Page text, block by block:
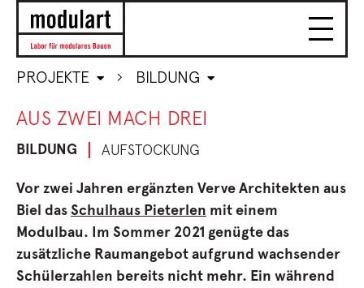
PROJEKTE BILDUNG
AUS ZWEI MACH DREI
BILDUNG AUFSTOCKUNG
Vor zwei Jahren ergänzten Verve Architekten aus
Biel dasSchulhaus Pieterlen mit einem
Modulbau. Im Sommer 2021 genügte das
zusätzliche Raumangebot aufgrund wachsender
Schülerzahlen bereits nicht mehr. Ein während